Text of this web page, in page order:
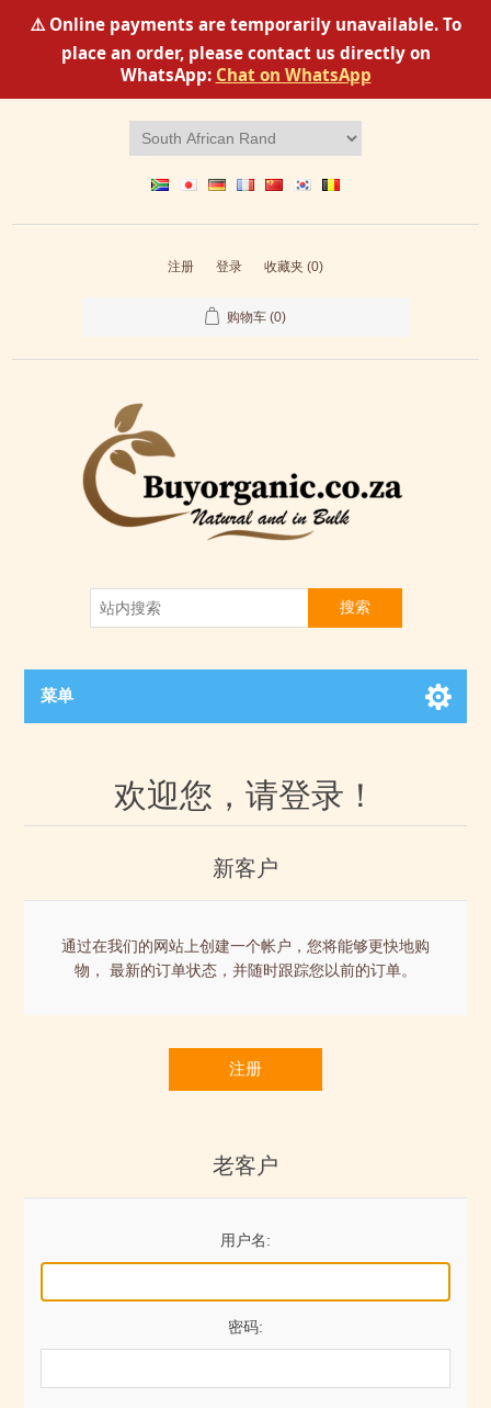
⚠️ Online payments are temporarily unavailable. To
place an order, please contact us directly on
WhatsApp: Chat on WhatsApp
注册 登录 收藏夹 (0)
购物车 (0)
搜索
菜单
欢迎您，请登录！
新客户
通过在我们的网站上创建一个帐户，您将能够更快地购
物， 最新的订单状态，并随时跟踪您以前的订单。
注册
老客户
用户名:
密码: